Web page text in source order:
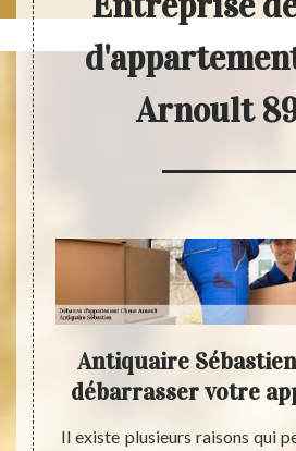
Arnoult
à
Antiquaire
débarrasser votre
Il existe plusieurs raisons qui